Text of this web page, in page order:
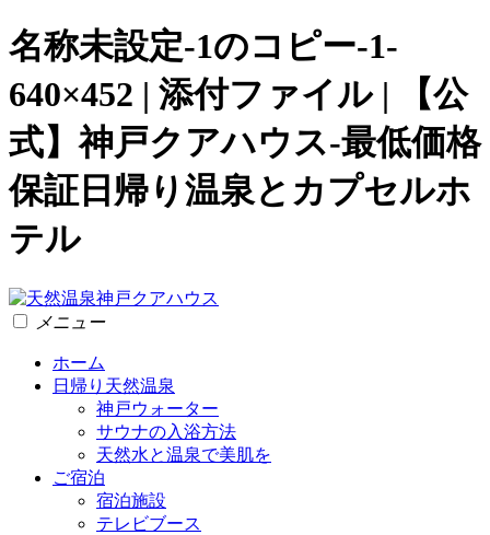
名称未設定-1のコピー-1-
640×452 | 添付ファイル | 【公
式】神戸クアハウス-最低価格
保証日帰り温泉とカプセルホ
テル
メニュー
ホーム
日帰り天然温泉
神戸ウォーター
サウナの入浴方法
天然水と温泉で美肌を
ご宿泊
宿泊施設
テレビブース